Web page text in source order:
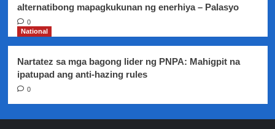
alternatibong mapagkukunan ng enerhiya – Palasyo
0
National
Nartatez sa mga bagong lider ng PNPA: Mahigpit na
ipatupad ang anti-hazing rules
0